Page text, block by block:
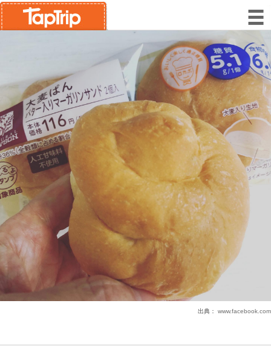
出典： www.facebook.com